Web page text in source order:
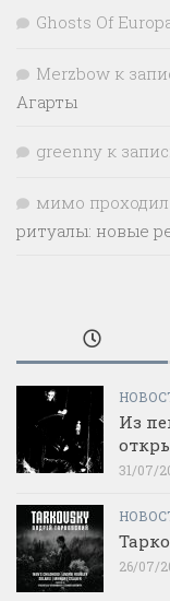
Ghosts Of
Merzbow к
Агарты
greenny к
мимо проходил
ритуалы: новые
Из
31/07/
26/07/